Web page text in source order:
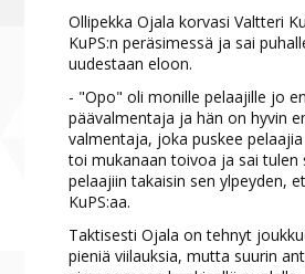
Ollipekka Ojala korvasi Valtteri
KuPS:n peräsimessä ja sai
uudestaan eloon.
- "Opo" oli monille pelaajille jo
päävalmentaja ja hän on hyvin
valmentaja, joka puskee
toi mukanaan toivoa ja sai tulen
pelaajiin takaisin sen ylpeyden,
KuPS:aa.
Taktisesti Ojala on tehnyt
pieniä viilauksia, mutta suurin